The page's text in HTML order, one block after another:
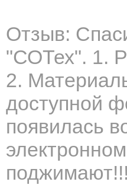
Отзыв:
"СОТех". 1.
2.
доступной
появилась